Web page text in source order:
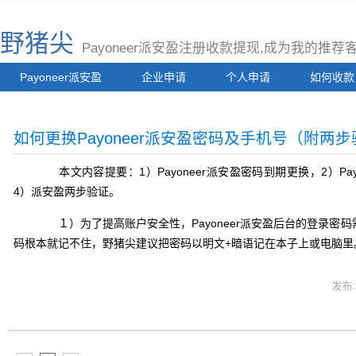
野猪尖 Payoneer派安盈注册收款提现,成为我的推荐
Payoneer派安盈 企业申请 个人申请 如何收款
如何更换Payoneer派安盈密码及手机号（附两步
本文内容提要：1）Payoneer派安盈密码到期更换，2）
4）派安盈两步验证。
１）为了提高账户安全性，Payoneer派安盈后台的登录密码
码根本就记不住，野猪尖建议把密码以明文+暗语记在本子上或电脑里
发布